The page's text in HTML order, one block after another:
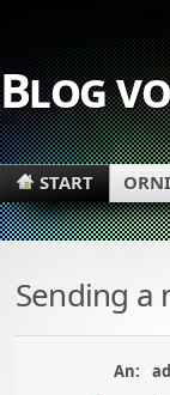
Blog
START
Sending a
An: